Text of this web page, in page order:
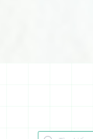
Tìm kiếm sản